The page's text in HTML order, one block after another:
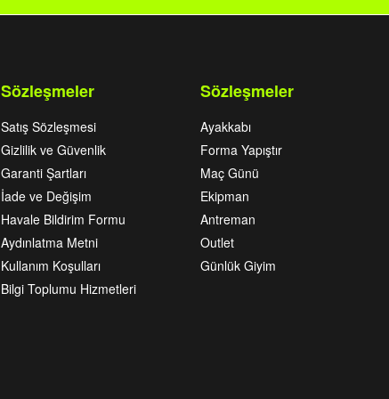
Sözleşmeler
Satış Sözleşmesi
Gizlilik ve Güvenlik
Garanti Şartları
İade ve Değişim
Havale Bildirim Formu
Aydınlatma Metni
Kullanım Koşulları
Bilgi Toplumu Hizmetleri
Sözleşmeler
Ayakkabı
Forma Yapıştır
Maç Günü
Ekipman
Antreman
Outlet
Günlük Giyim